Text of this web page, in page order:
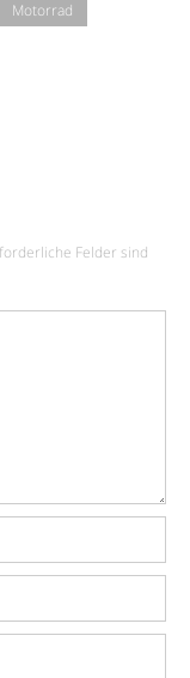
Motorrad
Felder sind